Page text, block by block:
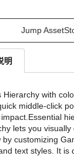
Jump
明
Hierarchy with
middle-click
lets you visually
customizing
text styles. It is